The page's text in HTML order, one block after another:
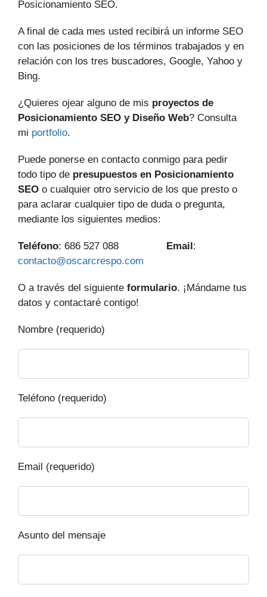
Posicionamiento SEO.
A final de cada mes usted recibirá un informe SEO
con las posiciones de los términos trabajados y en
relación con los tres buscadores, Google, Yahoo y
Bing.
¿Quieres ojear alguno de mis proyectos de
Posicionamiento SEO y Diseño Web? Consulta
mi portfolio.
Puede ponerse en contacto conmigo para pedir
todo tipo de presupuestos en Posicionamiento
SEO o cualquier otro servicio de los que presto o
para aclarar cualquier tipo de duda o pregunta,
mediante los siguientes medios:
Teléfono: 686 527 088 Email :
contacto@oscarcrespo.com
O a través del siguiente formulario. ¡Mándame tus
datos y contactaré contigo!
Nombre (requerido)
Teléfono (requerido)
Email (requerido)
Asunto del mensaje